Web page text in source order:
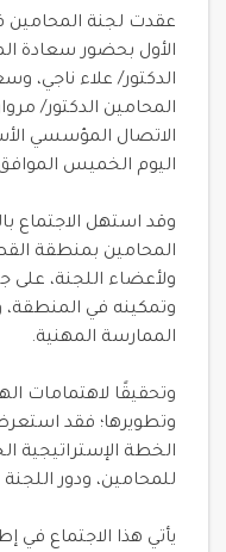
عقدت لجنة المحامين
الأول بحضور سعادة
الدكتور/ علاء ناجي،
المحامين الدكتور/
الاتصال المؤسسي
اليوم الخميس الموافق 2022/11/10م.
وقد استهل الاجتماع
المحامين بمنطقة
ولأعضاء اللجنة، على
وتمكينه في المنطقة،
الممارسة المهنية.
وتحقيقًا لاهتمامات
وتطويرها؛ فقد استعرض
الخطة الإستراتيجية
للمحامين، ودور اللجنة
يأتي هذا الاجتماع في